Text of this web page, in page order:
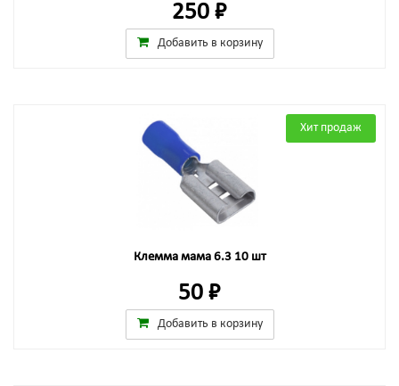
250 ₽
Добавить в корзину
Хит продаж
Клемма мама 6.3 10 шт
50 ₽
Добавить в корзину